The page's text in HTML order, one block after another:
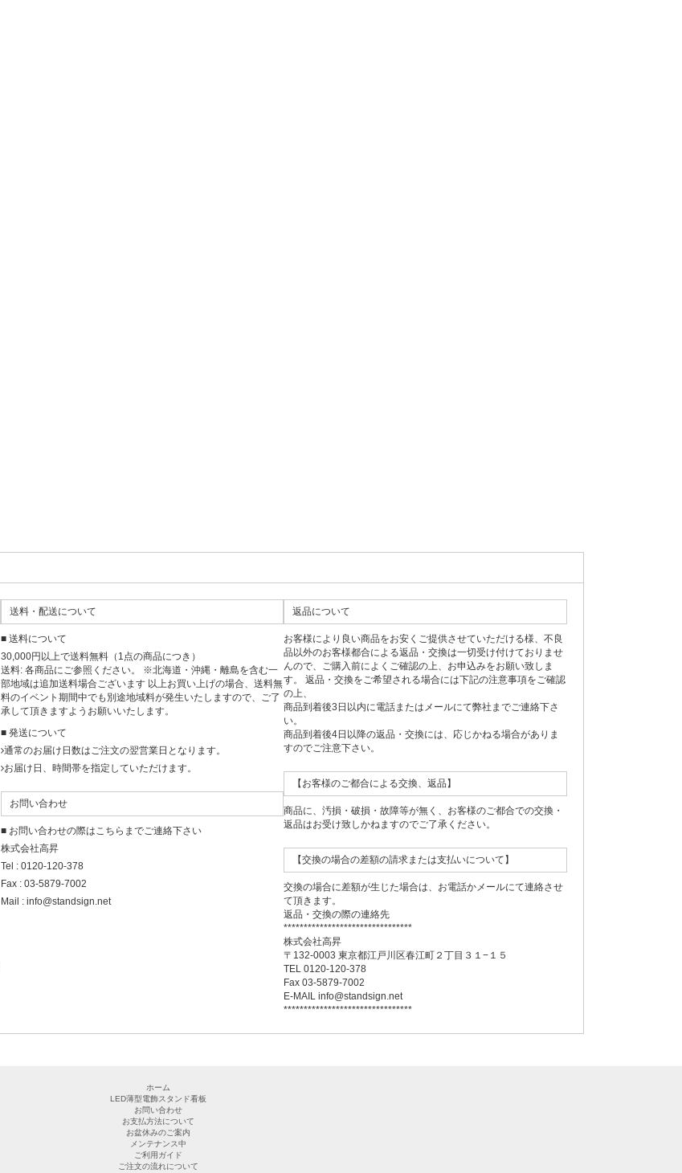
送料・配送について
■ 送料について
30,000円以上で送料無料（1点の商品につき）
送料: 各商品にご参照ください。 ※北海道・沖縄・離島を含む一
部地域は追加送料場合ございます 以上お買い上げの場合、送料無
料のイベント期間中でも別途地域料が発生いたしますので、ご了
承して頂きますようお願いいたします。
■ 発送について
通常のお届け日数はご注文の翌営業日となります。
お届け日、時間帯を指定していただけます。
お問い合わせ
■ お問い合わせの際はこちらまでご連絡下さい
株式会社高昇
Tel : 0120-120-378
Fax : 03-5879-7002
Mail : info@standsign.net
返品について
お客様により良い商品をお安くご提供させていただける様、不良
品以外のお客様都合による返品・交換は一切受け付けておりませ
んので、ご購入前によくご確認の上、お申込みをお願い致しま
す。 返品・交換をご希望される場合には下記の注意事項をご確認
の上、
商品到着後3日以内に電話またはメールにて弊社までご連絡下さ
い。
商品到着後4日以降の返品・交換には、応じかねる場合がありま
すのでご注意下さい。
【お客様のご都合による交換、返品】
商品に、汚損・破損・故障等が無く、お客様のご都合での交換・
返品はお受け致しかねますのでご了承ください。
【交換の場合の差額の請求または支払いについて】
交換の場合に差額が生じた場合は、お電話かメールにて連絡させ
て頂きます。
返品・交換の際の連絡先
********************************
株式会社高昇
〒132-0003 東京都江戸川区春江町２丁目３１−１５
TEL 0120-120-378
Fax 03-5879-7002
E-MAIL info@standsign.net
********************************
ホーム
LED薄型電飾スタンド看板
お問い合わせ
お支払方法について
お盆休みのご案内
メンテナンス中
ご利用ガイド
ご注文の流れについて